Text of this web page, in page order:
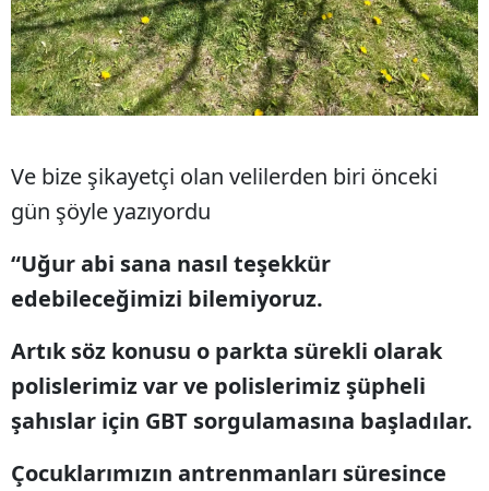
Ve bize şikayetçi olan velilerden biri önceki
gün şöyle yazıyordu
“Uğur abi sana nasıl teşekkür
edebileceğimizi bilemiyoruz.
Artık söz konusu o parkta sürekli olarak
polislerimiz var ve polislerimiz şüpheli
şahıslar için GBT sorgulamasına başladılar.
Çocuklarımızın antrenmanları süresince